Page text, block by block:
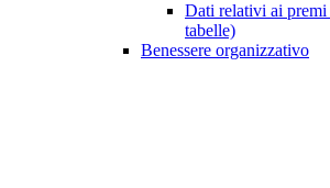
Dati relativi ai
tabelle)
Benessere organizzativo